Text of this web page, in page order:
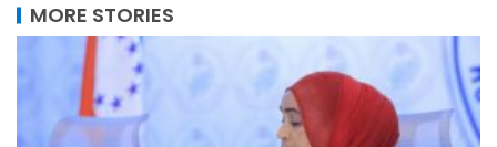
MORE STORIES